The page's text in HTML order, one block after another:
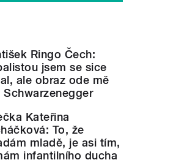
Ringo Čech:
jsem se sice
ale obraz ode mě
Schwarzenegger
Kateřina
To, že
mladě, je asi tím,
infantilního ducha